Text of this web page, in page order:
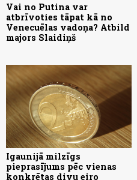
Vai no Putina var
atbrīvoties tāpat kā no
Venecuēlas vadoņa? Atbild
majors Slaidiņš
Igaunijā milzīgs
pieprasījums pēc vienas
konkrētas divu eiro